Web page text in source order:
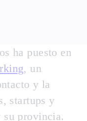
ha puesto en
, un
y la
startups y
su provincia.